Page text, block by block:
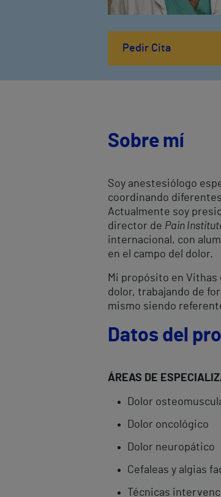
Pedir Cita
Sobre mí
Soy anestesiólogo
coordinando
Actualmente soy
director de Pain
internacional, con
en el campo del dolor.
Mi propósito en
dolor, trabajando de
mismo siendo
Datos del
ÁREAS DE
Dolor
Dolor oncológico
Dolor neuropático
Cefaleas y algias
Técnicas